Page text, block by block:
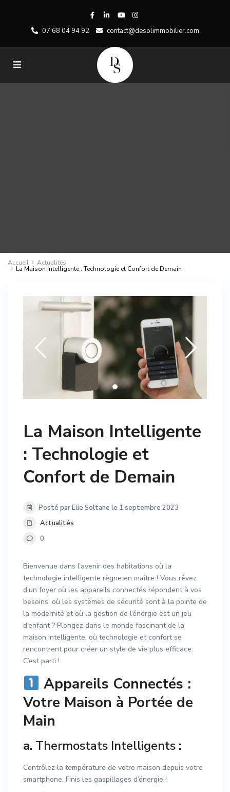
07 68 04 94 92 contact@desolimmobilier.com
Accueil Actualités
La Maison Intelligente : Technologie et Confort de Demain
La Maison Intelligente
: Technologie et
Confort de Demain
Posté par Elie Soltane le 1 septembre 2023
Actualités
0
Bienvenue dans l’avenir des habitations où la
technologie intelligente règne en maître ! Vous rêvez
d’un foyer où les appareils connectés répondent à vos
besoins, où les systèmes de sécurité sont à la pointe de
la modernité et où la gestion de l’énergie est un jeu
d’enfant ? Plongez dans le monde fascinant de la
maison intelligente, où technologie et confort se
rencontrent pour créer un style de vie plus efficace.
C’est parti !
Appareils Connectés :
Votre Maison à Portée de
Main
a. Thermostats Intelligents :
Contrôlez la température de votre maison depuis votre
smartphone. Finis les gaspillages d’énergie !